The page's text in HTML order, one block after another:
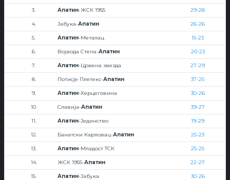
3. Апатин-ЖСК 1955 29-28
4. Јабука-Апатин 26-26
5. Апатин-Металац 15-23
6. Војвода Степа-Апатин 20-23
7. Апатин-Црвена звезда 27-29
8. Потисје Плетекс-Апатин 37-25
9. Апатин-Херцеговина 30-26
10. Славија-Апатин 39-27
11. Апатин-Јединство 19-29
12. Банатски Карловац-Апатин 25-23
13. Апатин-Младост ТСК 25-25
14. ЖСК 1955-Апатин 22-27
15. Апатин-Јабука 30-26